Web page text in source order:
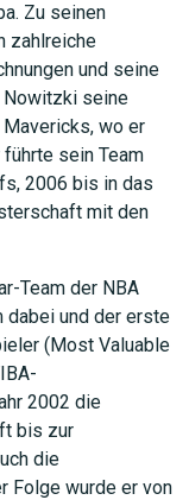
Zu seinen
zahlreiche
und seine
Nowitzki seine
Mavericks, wo er
sein Team
2006 bis in das
mit den
Team der NBA
dabei und der erste
(Most Valuable
2002 die
bis zur
die
Folge wurde er von